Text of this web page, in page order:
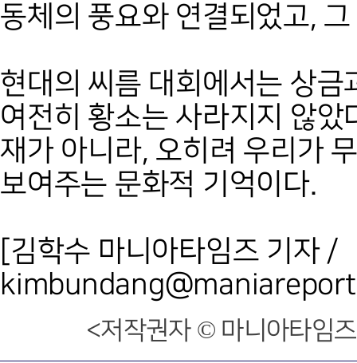
동체의 풍요와 연결되었고,
현대의 씨름 대회에서는 상
여전히 황소는 사라지지 않
재가 아니라, 오히려 우리가
보여주는 문화적 기억이다.
[김학수 마니아타임즈 기자 /
<저작권자 © 마니아타임